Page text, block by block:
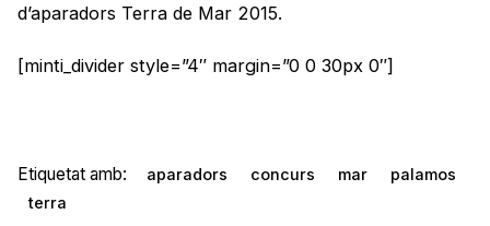
d’aparadors Terra de Mar 2015.
[minti_divider style=”4″ margin=”0 0 30px 0″]
Etiquetat amb: aparadors concurs mar
palamos
terra